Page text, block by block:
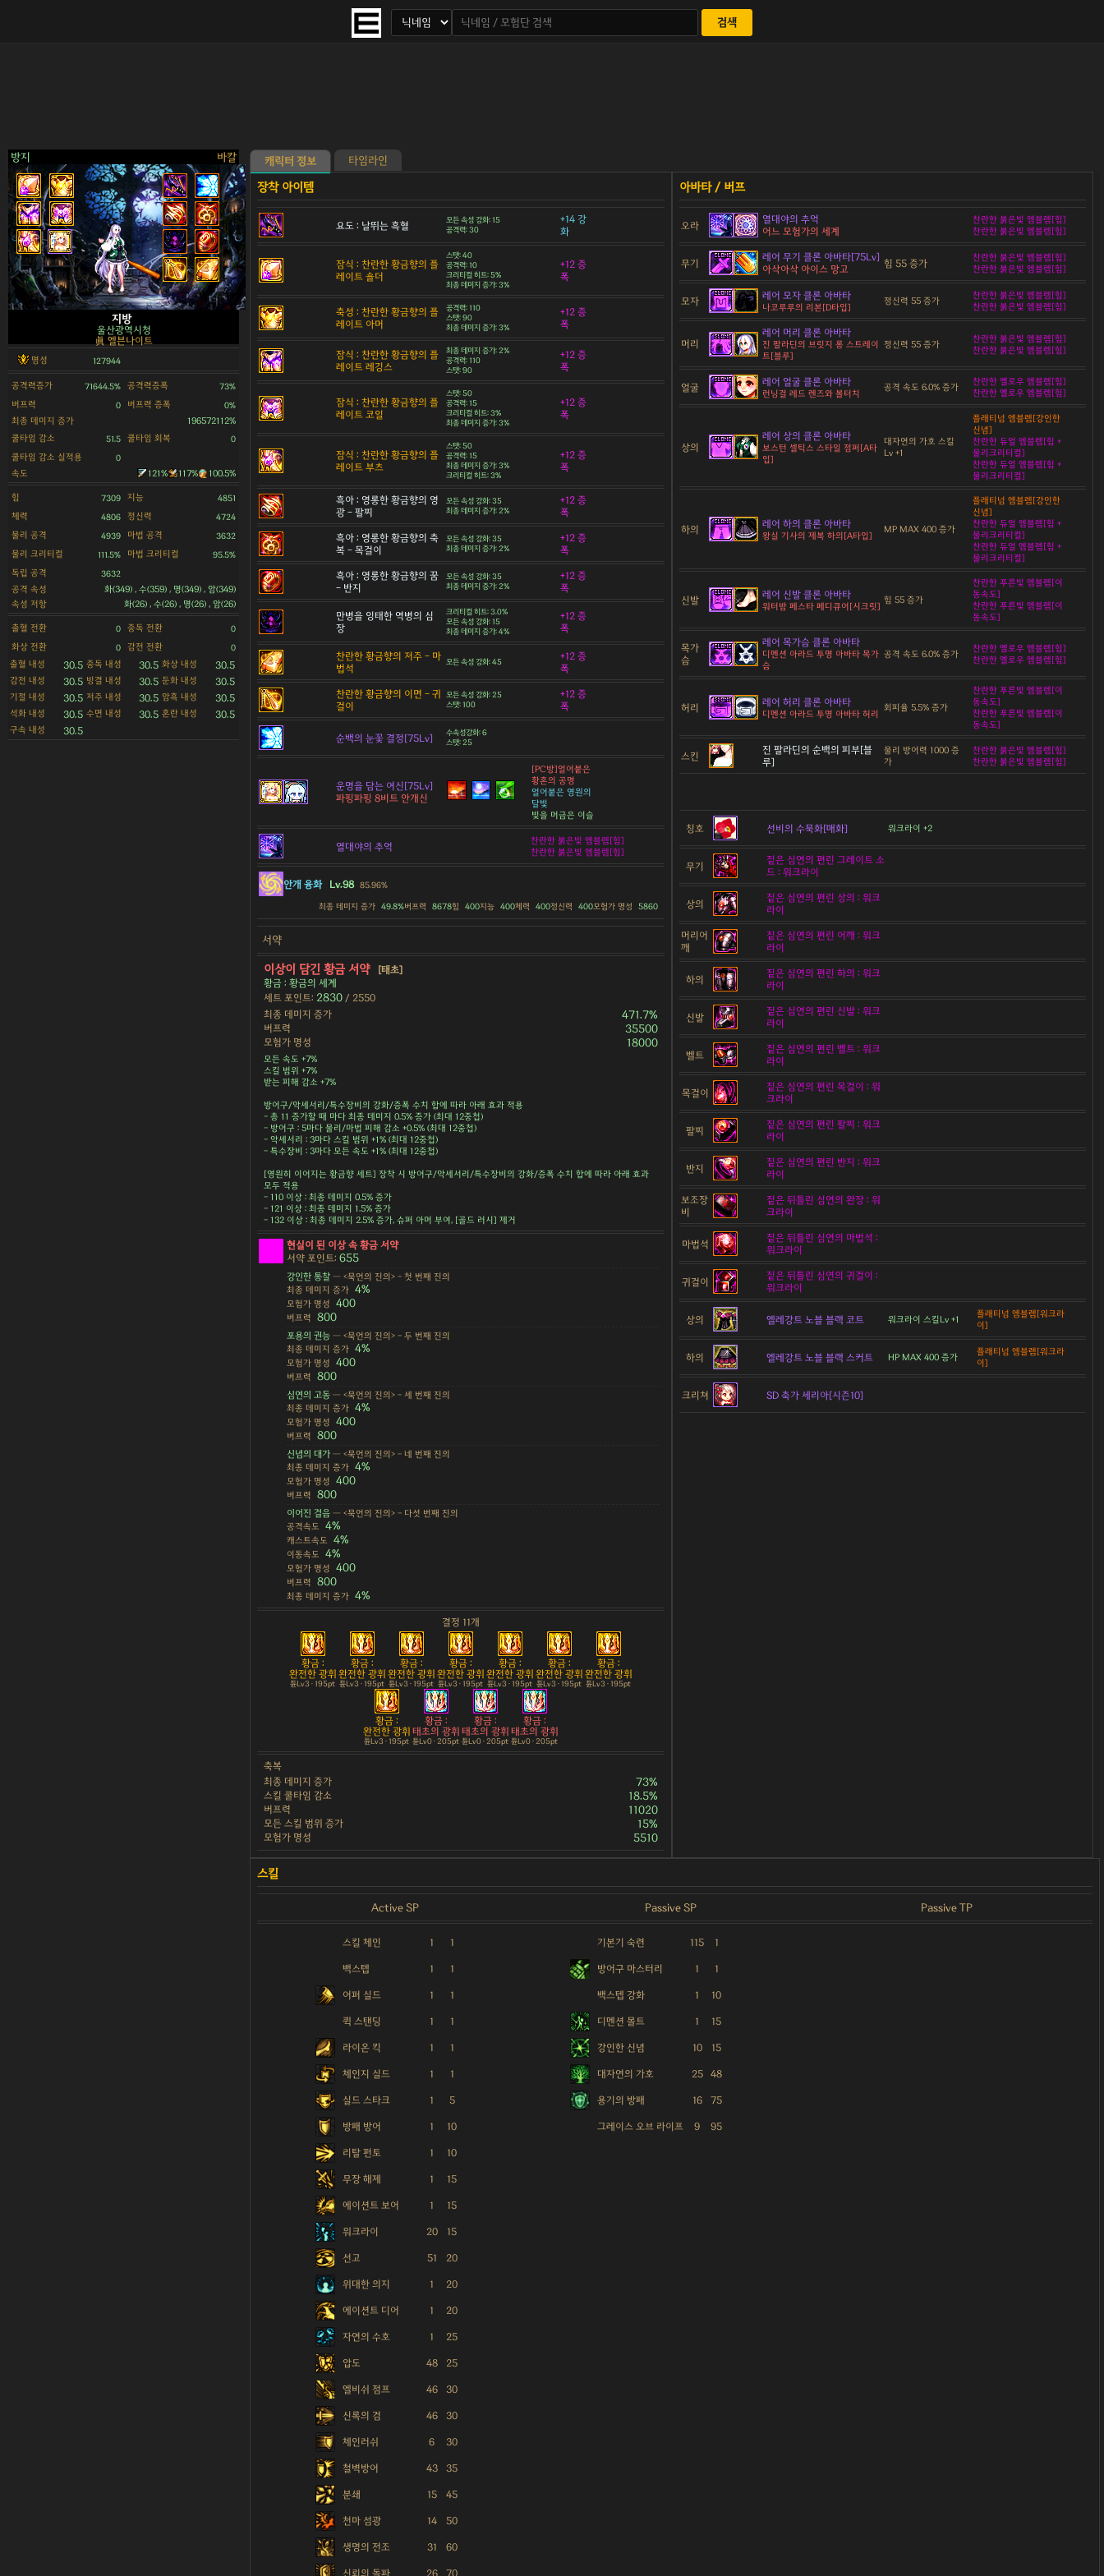
검색
방지 바칼
>
지방
울산광역시청
眞 엘븐나이트
명성 127944
공격력증가 71644.5% 공격력증폭 73%
버프력 0 버프력 증폭 0%
최종 데미지 증가
196572112%
쿨타임 감소
51.5 쿨타임 회복 0
쿨타임 감소 실적용 0
속도 121% 117% 100.5%
힘 7309 지능 4851
체력 4806 정신력 4724
물리 공격 4939 마법 공격 3632
물리 크리티컬 111.5% 마법 크리티컬 95.5%
독립 공격 3632
공격 속성
화(349) , 수(359) , 명(349) , 암(349)
속성 저항
화(26) , 수(26) , 명(26) , 암(26)
출혈 전환 0 중독 전환 0
화상 전환 0 감전 전환 0
출혈 내성 30.5 중독 내성 30.5 화상 내성 30.5
감전 내성 30.5 빙결 내성 30.5 둔화 내성 30.5
기절 내성 30.5 저주 내성 30.5 암흑 내성 30.5
석화 내성 30.5 수면 내성 30.5 혼란 내성 30.5
구속 내성 30.5
캐릭터 정보 타임라인
요도 : 날뛰는 흑혈
모든 속성 강화: 15
공격력: 30
+14 강
화
잠식 : 찬란한 황금향의 플
레이트 숄더
스탯: 40
공격력: 10
크리티컬 히트: 5%
최종 데미지 증가: 3%
+12 증
폭
축성 : 찬란한 황금향의 플
레이트 아머
공격력: 110
스탯: 90
최종 데미지 증가: 3%
+12 증
폭
잠식 : 찬란한 황금향의 플
레이트 레깅스
최종 데미지 증가: 2%
공격력: 110
스탯: 90
+12 증
폭
잠식 : 찬란한 황금향의 플
레이트 코일
스탯: 50
공격력: 15
크리티컬 히트: 3%
최종 데미지 증가: 3%
+12 증
폭
잠식 : 찬란한 황금향의 플
레이트 부츠
스탯: 50
공격력: 15
최종 데미지 증가: 3%
크리티컬 히트: 3%
+12 증
폭
흑아 : 영롱한 황금향의 영
광 - 팔찌
모든 속성 강화: 35
최종 데미지 증가: 2%
+12 증
폭
흑아 : 영롱한 황금향의 축
복 - 목걸이
모든 속성 강화: 35
최종 데미지 증가: 2%
+12 증
폭
흑아 : 영롱한 황금향의 꿈
- 반지
모든 속성 강화: 35
최종 데미지 증가: 2%
+12 증
폭
만병을 잉태한 역병의 심
장
크리티컬 히트: 3.0%
모든 속성 강화: 15
최종 데미지 증가: 4%
+12 증
폭
찬란한 황금향의 저주 - 마
법석
모든 속성 강화: 45
+12 증
폭
찬란한 황금향의 이면 - 귀
걸이
모든 속성 강화: 25
스탯: 100
+12 증
폭
순백의 눈꽃 결정[75Lv]
수속성강화: 6
스탯: 25
운명을 담는 여신[75Lv]
파핑파핑 8비트 안개신
[PC방]얼어붙은
황혼의 공명
얼어붙은 영원의
달빛
빛을 머금은 이슬
열대야의 추억
찬란한 붉은빛 엠블렘[힘]
찬란한 붉은빛 엠블렘[힘]
안개 융화 Lv.98 85.96%
최종 데미지 증가 49.8%버프력 8678힘 400지능 400체력 400정신력 400모험가 명성 5860
서약
이상이 담긴 황금 서약
[태초]
황금 : 황금의 세계
세트 포인트: 2830 / 2550
최종 데미지 증가
471.7%
버프력 35500
모험가 명성 18000
모든 속도 +7%
스킬 범위 +7%
받는 피해 감소 +7%
방어구/악세서리/특수장비의 강화/증폭 수치 합에 따라 아래 효과 적용
- 총 11 증가할 때 마다 최종 데미지 0.5% 증가 (최대 12중첩)
- 방어구 : 5마다 물리/마법 피해 감소 +0.5% (최대 12중첩)
- 악세서리 : 3마다 스킬 범위 +1% (최대 12중첩)
- 특수장비 : 3마다 모든 속도 +1% (최대 12중첩)
[영원히 이어지는 황금향 세트] 장착 시 방어구/악세서리/특수장비의 강화/증폭 수치 합에 따라 아래 효과
모두 적용
- 110 이상 : 최종 데미지 0.5% 증가
- 121 이상 : 최종 데미지 1.5% 증가
- 132 이상 : 최종 데미지 2.5% 증가, 슈퍼 아머 부여, [골드 러시] 제거
현실이 된 이상 속 황금 서약
서약 포인트: 655
강인한 통찰 — <묵언의 진의> - 첫 번째 진의
최종 데미지 증가 4%
모험가 명성 400
버프력 800
포용의 권능 — <묵언의 진의> - 두 번째 진의
최종 데미지 증가 4%
모험가 명성 400
버프력 800
심연의 고동 — <묵언의 진의> - 세 번째 진의
최종 데미지 증가 4%
모험가 명성 400
버프력 800
신념의 대가 — <묵언의 진의> - 네 번째 진의
최종 데미지 증가 4%
모험가 명성 400
버프력 800
이어진 걸음 — <묵언의 진의> - 다섯 번째 진의
공격속도 4%
캐스트속도 4%
이동속도 4%
모험가 명성 400
버프력 800
최종 데미지 증가 4%
결정 11개
황금 :
완전한 광휘
튠Lv3 · 195pt
황금 :
완전한 광휘
튠Lv3 · 195pt
황금 :
완전한 광휘
튠Lv3 · 195pt
황금 :
완전한 광휘
튠Lv3 · 195pt
황금 :
완전한 광휘
튠Lv3 · 195pt
황금 :
완전한 광휘
튠Lv3 · 195pt
황금 :
완전한 광휘
튠Lv3 · 195pt
황금 :
완전한 광휘
튠Lv3 · 195pt
황금 :
태초의 광휘
튠Lv0 · 205pt
황금 :
태초의 광휘
튠Lv0 · 205pt
황금 :
태초의 광휘
튠Lv0 · 205pt
축복
최종 데미지 증가
73%
스킬 쿨타임 감소 18.5%
버프력 11020
모든 스킬 범위 증가 15%
모험가 명성 5510
오라
열대야의 추억
어느 모험가의 세계
찬란한 붉은빛 엠블렘[힘]
찬란한 붉은빛 엠블렘[힘]
무기
레어 무기 클론 아바타[75Lv]
아삭아삭 아이스 망고
힘 55 증가
찬란한 붉은빛 엠블렘[힘]
찬란한 붉은빛 엠블렘[힘]
모자 레어 모자 클론 아바타
나코루루의 리본[D타입]
정신력 55 증가
찬란한 붉은빛 엠블렘[힘]
찬란한 붉은빛 엠블렘[힘]
머리
레어 머리 클론 아바타
진 팔라딘의 브릿지 롱 스트레이
트[블루]
정신력 55 증가
찬란한 붉은빛 엠블렘[힘]
찬란한 붉은빛 엠블렘[힘]
얼굴 레어 얼굴 클론 아바타
런닝걸 레드 렌즈와 볼터치
공격 속도 6.0% 증가
찬란한 옐로우 엠블렘[힘]
찬란한 옐로우 엠블렘[힘]
상의
레어 상의 클론 아바타
보스턴 셀틱스 스타일 점퍼[A타
입]
대자연의 가호 스킬
Lv +1
플래티넘 엠블렘[강인한
신념]
찬란한 듀얼 엠블렘[힘 +
물리크리티컬]
찬란한 듀얼 엠블렘[힘 +
물리크리티컬]
하의 레어 하의 클론 아바타
왕실 기사의 제복 하의[A타입]
MP MAX 400 증가
플래티넘 엠블렘[강인한
신념]
찬란한 듀얼 엠블렘[힘 +
물리크리티컬]
찬란한 듀얼 엠블렘[힘 +
물리크리티컬]
신발 레어 신발 클론 아바타
워터밤 페스타 페디큐어[시크릿]
힘 55 증가
찬란한 푸른빛 엠블렘[이
동속도]
찬란한 푸른빛 엠블렘[이
동속도]
목가
슴
레어 목가슴 클론 아바타
디멘션 아라드 투명 아바타 목가
슴
공격 속도 6.0% 증가
찬란한 옐로우 엠블렘[힘]
찬란한 옐로우 엠블렘[힘]
허리 레어 허리 클론 아바타
디멘션 아라드 투명 아바타 허리
회피율 5.5% 증가
찬란한 푸른빛 엠블렘[이
동속도]
찬란한 푸른빛 엠블렘[이
동속도]
스킨
진 팔라딘의 순백의 피부[블
루]
물리 방어력 1000 증
가
찬란한 붉은빛 엠블렘[힘]
찬란한 붉은빛 엠블렘[힘]
칭호 선비의 수묵화[매화] 워크라이 +2
무기
짙은 심연의 편린 그레이트 소
드 : 워크라이
상의
짙은 심연의 편린 상의 : 워크
라이
머리어
깨
짙은 심연의 편린 어깨 : 워크
라이
하의
짙은 심연의 편린 하의 : 워크
라이
신발
짙은 심연의 편린 신발 : 워크
라이
벨트
짙은 심연의 편린 벨트 : 워크
라이
목걸이
짙은 심연의 편린 목걸이 : 워
크라이
팔찌
짙은 심연의 편린 팔찌 : 워크
라이
반지
짙은 심연의 편린 반지 : 워크
라이
보조장
비
짙은 뒤틀린 심연의 완장 : 워
크라이
마법석
짙은 뒤틀린 심연의 마법석 :
워크라이
귀걸이
짙은 뒤틀린 심연의 귀걸이 :
워크라이
상의 엘레강트 노블 블랙 코트 워크라이 스킬Lv +1
플래티넘 엠블렘[워크라
이]
하의 엘레강트 노블 블랙 스커트 HP MAX 400 증가
플래티넘 엠블렘[워크라
이]
크리쳐 SD 축가 세리아[시즌10]
Active SP Passive SP Passive TP
스킬 체인 1 1
백스텝 1 1
어퍼 실드 1 1
퀵 스탠딩 1 1
라이온 킥 1 1
체인지 실드 1 1
실드 스타크 1 5
방패 방어 1 10
리탈 펀토 1 10
무장 해제 1 15
에이션트 보어 1 15
워크라이 20 15
선고 51 20
위대한 의지 1 20
에이션트 디어 1 20
자연의 수호 1 25
압도 48 25
엘비쉬 점프 46 30
신록의 검 46 30
체인러쉬 6 30
철벽방어 43 35
분쇄 15 45
천마 섬광 14 50
생명의 전조 31 60
신뢰의 돌파 26 70
기본기 숙련 115 1
방어구 마스터리 1 1
백스텝 강화 1 10
디멘션 몰트 1 15
강인한 신념 10 15
대자연의 가호 25 48
용기의 방패 16 75
그레이스 오브 라이프 9 95